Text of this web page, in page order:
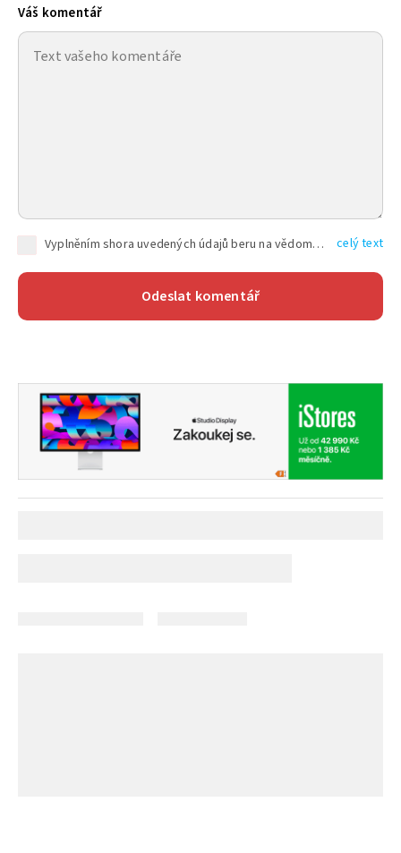
Váš komentář
Vyplněním shora uvedených údajů beru na vědomí, že společnost TEXT FACTORY s.r.o., sídlem Brno, Durďákova 336/29, Černá Pole, PSČ: 613 00, IČ: 06157831, zapsané u Krajského soudu v Brně, oddíl C, vložka 100399, bude zpracovávat mé osobní údaje uvedené v rámci mnou vyplněného registračního formuláře na základě oprávněných zájmů TEXT FACTORY s.r.o. dle čl. 6 odst. 1 písm. f) GDPR a pro splnění právních povinností (čl. 6 odst. 1 písm. c) GDPR), a to pro tyto účely: nezbytnost zajistit oprávnění návštěvníka webových stránek provozovaných společností TEXT FACTORY s.r.o. přispívat aktivně ke zveřejněným článkům nebo v rámci diskusních fór a výkon práv TEXT FACTORY s.r.o. jako administrátora těchto diskusních fór. Více informací o zpracování osobních údajů a právech lze nalézt v celý text